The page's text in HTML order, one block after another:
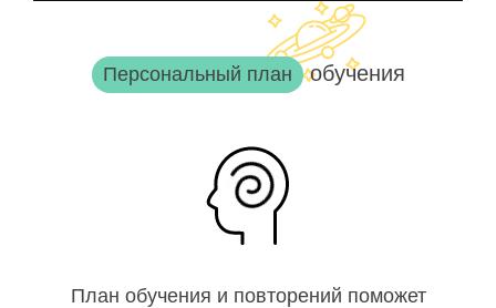
Персональный план обучения
План обучения и повторений поможет